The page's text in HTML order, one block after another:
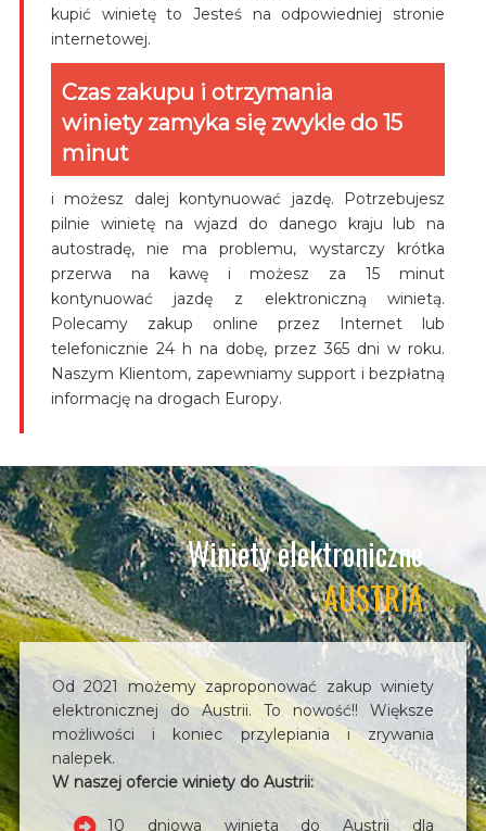
kupić winietę to Jesteś na odpowiedniej stronie
internetowej.
Czas zakupu i otrzymania
winiety zamyka się zwykle do 15
minut
i możesz dalej kontynuować jazdę. Potrzebujesz
pilnie winietę na wjazd do danego kraju lub na
autostradę, nie ma problemu, wystarczy krótka
przerwa na kawę i możesz za 15 minut
kontynuować jazdę z elektroniczną winietą.
Polecamy zakup online przez Internet lub
telefonicznie 24 h na dobę, przez 365 dni w roku.
Naszym Klientom, zapewniamy support i bezpłatną
informację na drogach Europy.
Winiety elektroniczne
AUSTRIA
Od 2021 możemy zaproponować zakup winiety
elektronicznej do Austrii. To nowość!! Większe
możliwości i koniec przylepiania i zrywania
nalepek.
W naszej ofercie winiety do Austrii:
10 dniowa winieta do Austrii dla